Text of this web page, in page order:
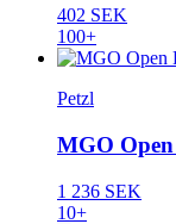
402 SEK
100+
Petzl
MGO
1 236 SEK
10+